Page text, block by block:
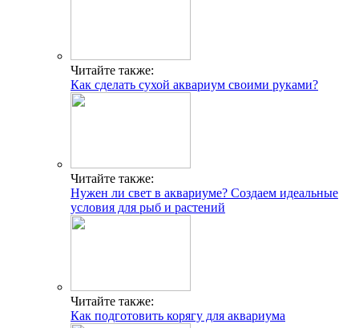
Читайте также:
Как сделать сухой аквариум своими руками?
Читайте также:
Нужен ли свет в аквариуме? Создаем идеальные
условия для рыб и растений
Читайте также:
Как подготовить корягу для аквариума